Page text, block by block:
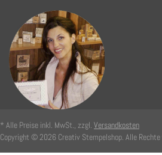
* Alle Preise inkl. MwSt., zzgl. Versandkosten
Copyright © 2026 Creativ Stempelshop. Alle Rechte